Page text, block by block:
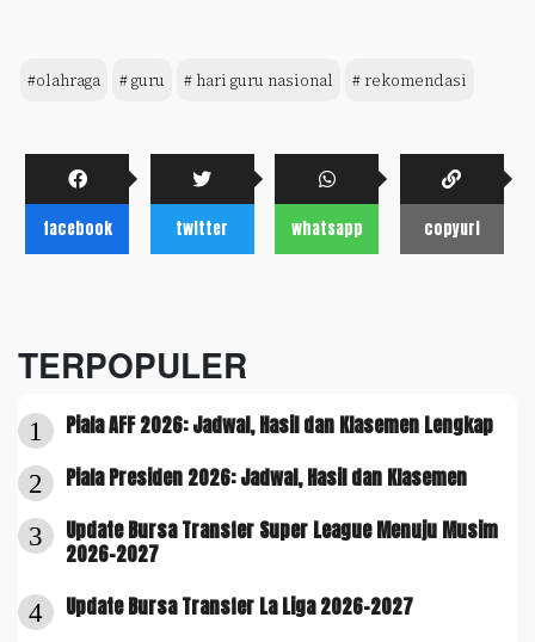
#olahraga # guru # hari guru nasional # rekomendasi
facebook twitter whatsapp copyurl
TERPOPULER
1 Piala AFF 2026: Jadwal, Hasil dan Klasemen Lengkap
2 Piala Presiden 2026: Jadwal, Hasil dan Klasemen
3
Update Bursa Transfer Super League Menuju Musim
2026-2027
4 Update Bursa Transfer La Liga 2026-2027